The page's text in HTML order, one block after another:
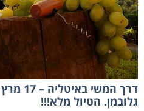
גלובמן. הטיול מלא!!!